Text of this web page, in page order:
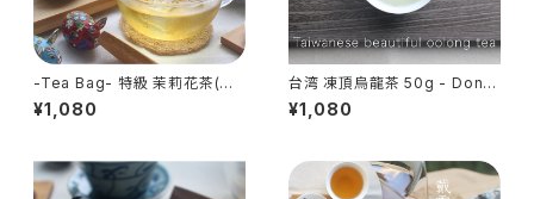
-Tea Bag- 特級 茉莉花茶(ジ
ャスミン茶) 2g×20包 - Jasmi
ne Tea Bag - 中国茶 花茶 特
¥1,080
台湾 凍頂烏龍茶 50g - Dong
Ding Oolong Tea - 烏龍茶
台湾茶
¥1,080